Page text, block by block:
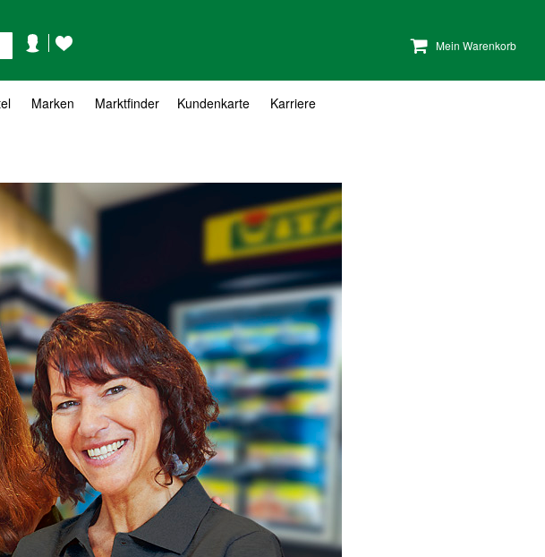
Mein Warenkorb
KontoWunschzettel
Marken Marktfinder Kundenkarte Karriere